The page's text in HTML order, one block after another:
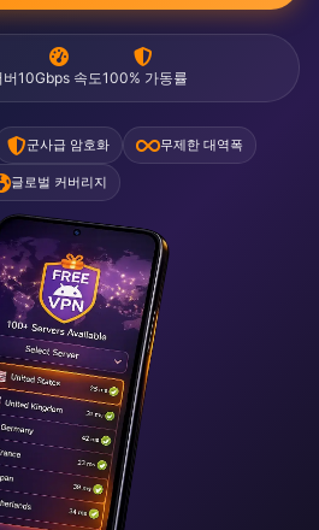
10Gbps 속도100% 가동률
군사급 암호화 무제한 대역폭
글로벌 커버리지